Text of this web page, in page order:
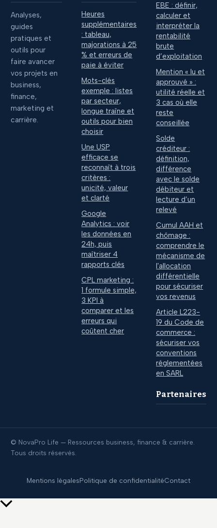
Analyses,
guides
pratiques et
outils pour
faire avancer
vos projets en
business,
finance,
marketing et
carrière.
Heures
supplémentaires
: tableau,
majorations à 25
% et erreurs de
paie à éviter
Mots-clés
exemple : listes
par secteur,
longue traîne et
outils pour bien
choisir
Une USP
efficace se
reconnaît à trois
critères :
unicité, valeur
et clarté
Google
Analytics : voir
les données en
24h, puis
maîtriser 4
rapports clés
CPL marketing :
1 formule simple,
3 KPI à
comparer et les
erreurs qui
coûtent cher
EBE : définir,
calculer et
interpréter la
rentabilité
brute
d’exploitation
Mention « lu et
approuvé » :
utilité réelle et
3 cas où elle
reste
conseillée
Solde
créditeur :
définition,
différence
avec le solde
débiteur et
lecture d’un
relevé
Cumul AAH et
chômage :
comprendre le
mécanisme de
l'allocation
différentielle
pour sécuriser
vos revenus
Article L223-
19 du Code de
commerce :
sécuriser vos
conventions
réglementées
en SARL
Partenaires
© NovaPro Life — Ressources business, finance & carrière.
Tous droits réservés.
Mentions légalesPolitique de confidentialitéContact